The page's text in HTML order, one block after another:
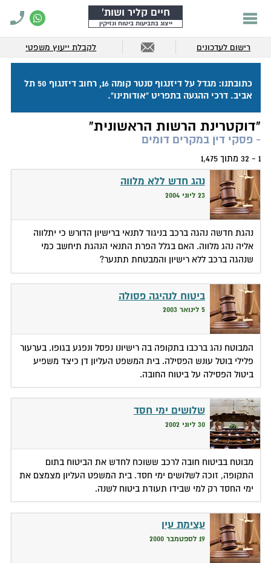
חיים קליר ושות'
ייצוג בתביעות ביטוח ונזיקין
רישום לעדכונים לקבלת ייעוץ משפטי
כתובתנו: מגדל על דיזנגוף סנטר קומה 16, רחוב דיזנגוף 50 תל
אביב. דרכי ההגעה בתפריט "אודותינו".
"דוקטרינת הרשות הראשונית"
- פסקי דין במקרים דומים
1 - 32 מתוך 1,475
נהג חדש ללא מלווה
23 ליוני 2004
נהגת חדשה נהגה ברכב בניגוד לתנאי ברישיון הדורש כי יתלווה
אליה נהג מלווה. האם בגלל הפרת התנאי הנהגת תיחשב כמי
שנהגה ברכב ללא רישיון והמבטחת תתנער?
ביטוח לנהיגה פסולה
5 לינואר 2003
המבוטח נהג ברכבו בתקופה בה רישיונו נפסל ונפגע בגופו. בערעור
פלילי בוטל עונש הפסילה. בית המשפט העליון דן כיצד משפיע
ביטול הפסילה על ביטוח החובה.
שלושים ימי חסד
30 ליוני 2002
מבוטח בביטוח חובה לרכב ששוכח לחדש את הביטוח בתום
התקופה, זוכה לשלושים ימי חסד. בית המשפט העליון מצמצם את
ימי החסד רק למי שבידו תעודת ביטוח לשנה.
עצימת עין
19 לספטמבר 2000